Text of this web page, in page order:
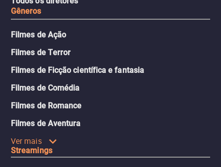
Gêneros
Filmes de Ação
Filmes de Terror
Filmes de Ficção científica e fantasia
Filmes de Comédia
Filmes de Romance
Filmes de Aventura
Ver mais
Streamings